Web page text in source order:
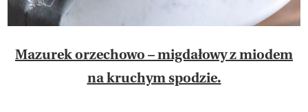
Mazurek orzechowo – migdałowy z miodem
na kruchym spodzie.